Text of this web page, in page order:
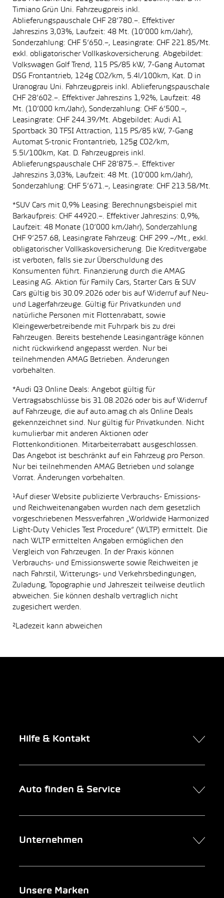
Timiano Grün Uni. Fahrzeugpreis inkl.
Ablieferungspauschale CHF 28’780.–. Effektiver
Jahreszins 3,03%, Laufzeit: 48 Mt. (10’000 km/Jahr),
Sonderzahlung: CHF 5’650.–, Leasingrate: CHF 221.85/Mt.
exkl. obligatorischer Vollkaskoversicherung. Abgebildet:
Volkswagen Golf Trend, 115 PS/85 kW, 7-Gang Automat
DSG Frontantrieb, 124g CO2/km, 5.4l/100km, Kat. D in
Uranograu Uni. Fahrzeugpreis inkl. Ablieferungspauschale
CHF 28’602.–. Effektiver Jahreszins 1,92%, Laufzeit: 48
Mt. (10’000 km/Jahr), Sonderzahlung: CHF 6’500.–,
Leasingrate: CHF 244.39/Mt. Abgebildet: Audi A1
Sportback 30 TFSI Attraction, 115 PS/85 kW, 7-Gang
Automat S-tronic Frontantrieb, 125g CO2/km,
5.5l/100km, Kat. D. Fahrzeugpreis inkl.
Ablieferungspauschale CHF 28’875.–. Effektiver
Jahreszins 3,03%, Laufzeit: 48 Mt. (10'000 km/Jahr),
Sonderzahlung: CHF 5’671.–, Leasingrate: CHF 213.58/Mt.
*SUV Cars mit 0,9% Leasing: Berechnungsbeispiel mit
Barkaufpreis: CHF 44920.–. Effektiver Jahreszins: 0,9%,
Laufzeit: 48 Monate (10’000 km/Jahr), Sonderzahlung
CHF 9’257.68, Leasingrate Fahrzeug: CHF 299.–/Mt., exkl.
obligatorischer Vollkaskoversicherung. Die Kreditvergabe
ist verboten, falls sie zur Überschuldung des
Konsumenten führt. Finanzierung durch die AMAG
Leasing AG. Aktion für Family Cars, Starter Cars & SUV
Cars gültig bis 30.09.2026 oder bis auf Widerruf auf Neu-
und Lagerfahrzeuge. Gültig für Privatkunden und
natürliche Personen mit Flottenrabatt, sowie
Kleingewerbetreibende mit Fuhrpark bis zu drei
Fahrzeugen. Bereits bestehende Leasinganträge können
nicht rückwirkend angepasst werden. Nur bei
teilnehmenden AMAG Betrieben. Änderungen
vorbehalten.
*Audi Q3 Online Deals: Angebot gültig für
Vertragsabschlüsse bis 31.08.2026 oder bis auf Widerruf
auf Fahrzeuge, die auf auto.amag.ch als Online Deals
gekennzeichnet sind. Nur gültig für Privatkunden. Nicht
kumulierbar mit anderen Aktionen oder
Flottenkonditionen. Mitarbeiterrabatt ausgeschlossen.
Das Angebot ist beschränkt auf ein Fahrzeug pro Person.
Nur bei teilnehmenden AMAG Betrieben und solange
Vorrat. Änderungen vorbehalten.
¹Auf dieser Website publizierte Verbrauchs- Emissions-
und Reichweitenangaben wurden nach dem gesetzlich
vorgeschriebenen Messverfahren „Worldwide Harmonized
Light-Duty Vehicles Test Procedure“ (WLTP) ermittelt. Die
nach WLTP ermittelten Angaben ermöglichen den
Vergleich von Fahrzeugen. In der Praxis können
Verbrauchs- und Emissionswerte sowie Reichweiten je
nach Fahrstil, Witterungs- und Verkehrsbedingungen,
Zuladung, Topographie und Jahreszeit teilweise deutlich
abweichen. Sie können deshalb vertraglich nicht
zugesichert werden.
²Ladezeit kann abweichen
Hilfe & Kontakt
Auto finden & Service
Unternehmen
Unsere Marken